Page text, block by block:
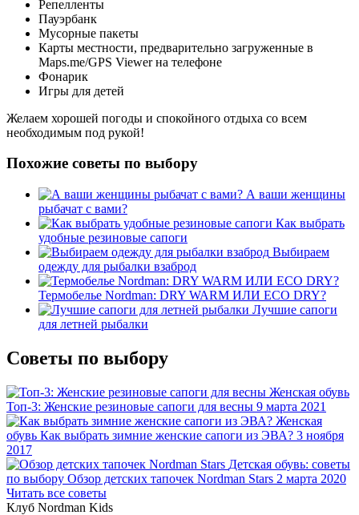
Репелленты
Пауэрбанк
Мусорные пакеты
Карты местности, предварительно загруженные в
Maps.me/GPS Viewer на телефоне
Фонарик
Игры для детей
Желаем хорошей погоды и спокойного отдыха со всем
необходимым под рукой!
Похожие советы по выбору
А ваши женщины
рыбачат с вами?
Как выбрать
удобные резиновые сапоги
Выбираем
одежду для рыбалки взаброд
Термобелье Nordman: DRY WARM ИЛИ ECO DRY?
Лучшие сапоги
для летней рыбалки
Советы по выбору
Женская обувь
Топ-3: Женские резиновые сапоги для весны 9 марта 2021
Женская
обувь Как выбрать зимние женские сапоги из ЭВА? 3 ноября
2017
Детская обувь: советы
по выбору Обзор детских тапочек Nordman Stars 2 марта 2020
Читать все советы
Клуб Nordman Kids